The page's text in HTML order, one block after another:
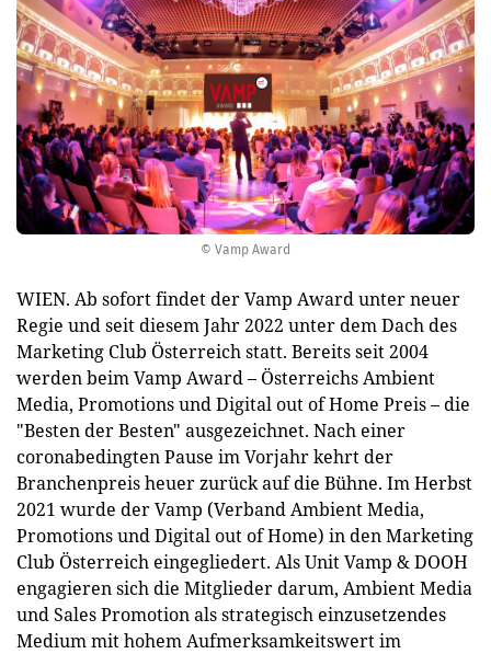
© Vamp Award
WIEN. Ab sofort findet der Vamp Award unter neuer
Regie und seit diesem Jahr 2022 unter dem Dach des
Marketing Club Österreich statt. Bereits seit 2004
werden beim Vamp Award – Österreichs Ambient
Media, Promotions und Digital out of Home Preis – die
"Besten der Besten" ausgezeichnet. Nach einer
coronabedingten Pause im Vorjahr kehrt der
Branchenpreis heuer zurück auf die Bühne. Im Herbst
2021 wurde der Vamp (Verband Ambient Media,
Promotions und Digital out of Home) in den Marketing
Club Österreich eingegliedert. Als Unit Vamp & DOOH
engagieren sich die Mitglieder darum, Ambient Media
und Sales Promotion als strategisch einzusetzendes
Medium mit hohem Aufmerksamkeitswert im